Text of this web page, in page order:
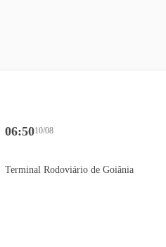
06:5010/08
Terminal Rodoviário de Goiânia